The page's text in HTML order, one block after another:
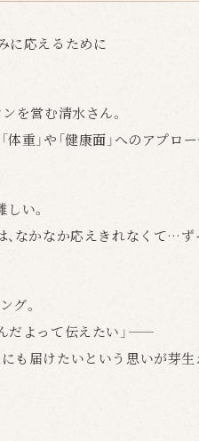
に応えるために
を営む清水さん。
重」や「健康面」へのアプロ
い。
なかなか応えきれなくて…ず
グ。
だよって伝えたい」——
も届けたいという思いが芽生